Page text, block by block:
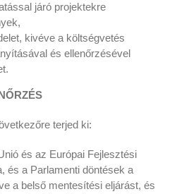
járó projektekre
kivéve a költségvetés
és ellenőrzésével
terjed ki:
és az Európai Fejlesztési
és a Parlamenti döntések a
a belső mentesítési eljárást, és